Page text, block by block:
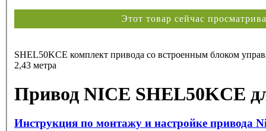
Этот товар сейчас
SHEL50KCE комплект привода со встроенным блоком
2,43 метра
Привод NICE SHEL50KCE
Инструкция по монтажу и настройке привода